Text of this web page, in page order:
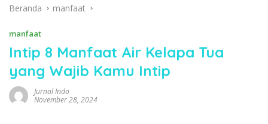
Beranda manfaat
manfaat
Intip 8 Manfaat Air Kelapa Tua
yang Wajib Kamu Intip
Jurnal Indo
November 28, 2024